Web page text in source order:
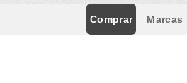
Comprar Marcas